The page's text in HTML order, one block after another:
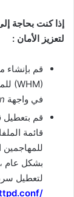
لتعزيز الأمان :
في واجهة
قم بتعطيل
قائمة
بشكل عام
لتعطيل
/etc/httpd/conf/httpd.conf